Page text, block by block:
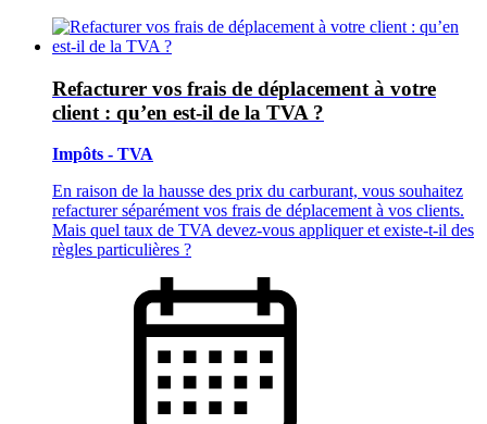
Refacturer vos frais de déplacement à votre
client : qu’en est‑il de la TVA ?
Impôts - TVA
En raison de la hausse des prix du carburant, vous souhaitez
refacturer séparément vos frais de déplacement à vos clients.
Mais quel taux de TVA devez‑vous appliquer et existe‑t‑il des
règles particulières ?